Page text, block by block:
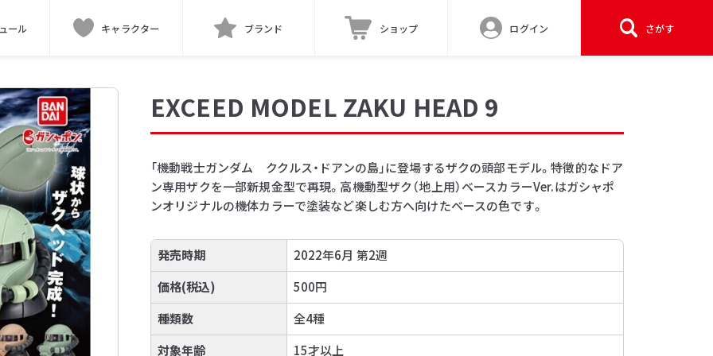
ール キャラクター ブランド ショップ ログイン さがす
EXCEED MODEL ZAKU HEAD 9
「機動戦士ガンダム ククルス・ドアンの島」に登場するザクの頭部モデル。特徴的なドア
ン専用ザクを一部新規金型で再現。高機動型ザク（地上用）ベースカラーVer.はガシャポ
ンオリジナルの機体カラーで塗装など楽しむ方へ向けたベースの色です。
発売時期
2022年6月 第2週
価格(税込)
500円
種類数
全4種
対象年齢
15才以上